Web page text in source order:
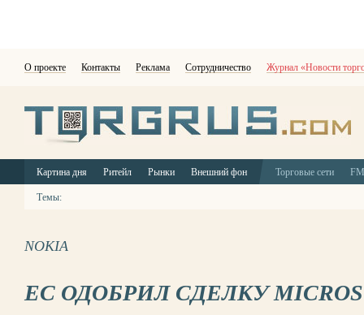
О проекте Контакты Реклама Сотрудничество Журнал «Новости
Картина дня Ритейл Рынки Внешний фон Торговые сети
Темы:
NOKIA
ЕС ОДОБРИЛ СДЕЛКУ